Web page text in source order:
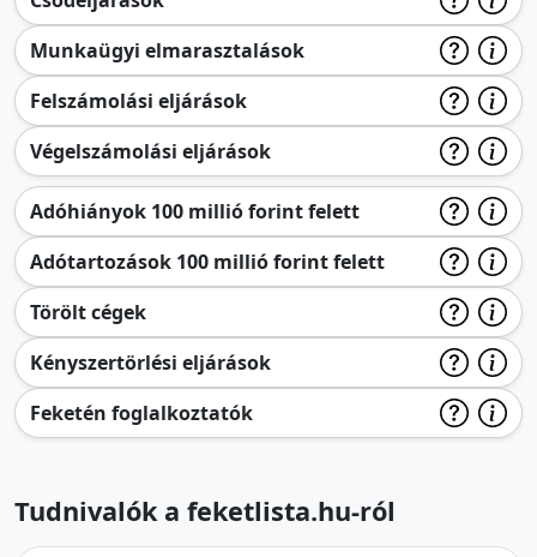
Munkaügyi elmarasztalások
Felszámolási eljárások
Végelszámolási eljárások
Adóhiányok 100 millió forint felett
Adótartozások 100 millió forint felett
Törölt cégek
Kényszertörlési eljárások
Feketén foglalkoztatók
Tudnivalók a feketlista.hu-ról